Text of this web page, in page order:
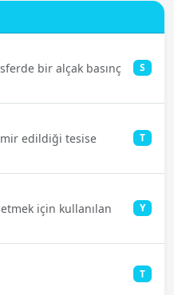
bir alçak basınç
S
edildiği tesise
T
için kullanılan
Y
T